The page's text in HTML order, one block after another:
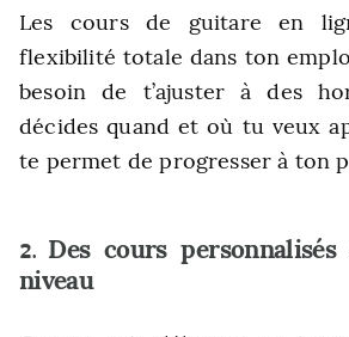
Les cours de guitare en
flexibilité totale dans ton
besoin de t’ajuster à des
décides quand et où tu veux
te permet de progresser à ton
2. Des cours
niveau